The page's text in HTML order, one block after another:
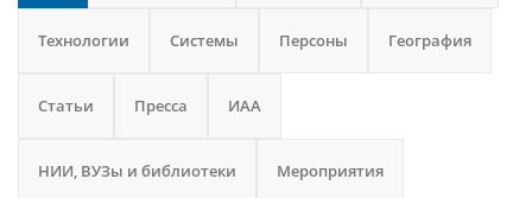
Технологии Системы Персоны География
Статьи Пресса ИАА
НИИ, ВУЗы и библиотеки Мероприятия